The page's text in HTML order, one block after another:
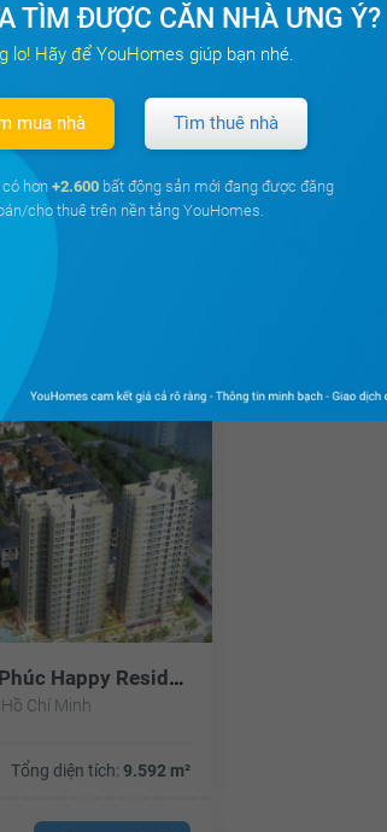
Khu căn hộ Hưng Phúc Happy Residence
Chí Minh
Tổng diện tích: 9.592 m²
TÌM ĐƯỢC CĂN NHÀ ƯNG Ý?
lo! Hãy để YouHomes giúp bạn nhé.
mua nhà Tìm thuê nhà
có hơn+2.600 bất động sản mới đang được đăng
cho thuê trên nền tảng YouHomes.